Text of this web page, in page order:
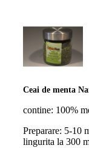
Ceai de menta
contine: 100%
Preparare: 5-10
lingurita la 300